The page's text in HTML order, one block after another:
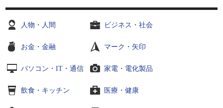
人物・人間 ビジネス・社会
お金・金融 マーク・矢印
パソコン・IT・通信 家電・電化製品
飲食・キッチン 医療・健康